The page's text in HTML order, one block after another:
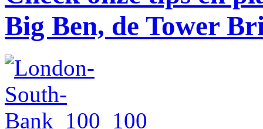
Big Ben, de Tower